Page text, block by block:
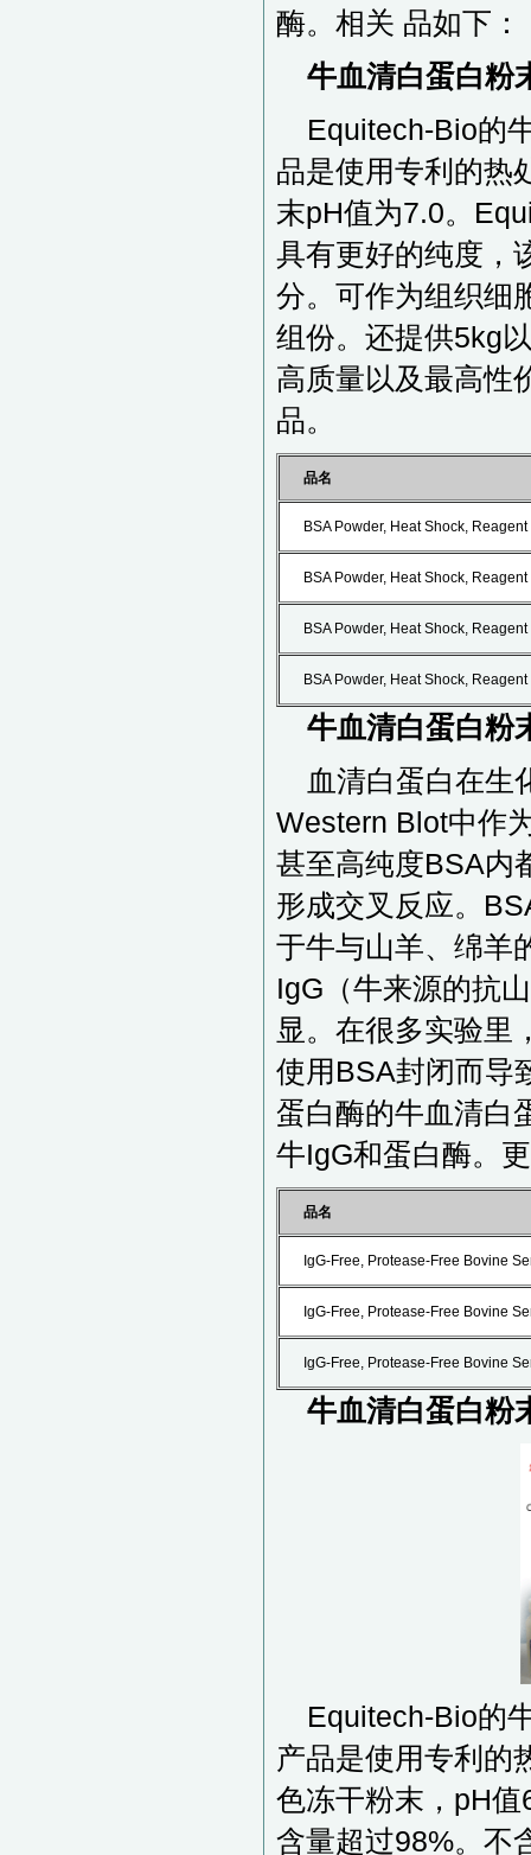
酶。相关 品如下：
牛血清白蛋白粉
Equitech-Bio的
品是使用专利的热
末pH值为7.0。
具有更好的纯度，
分。可作为组织细
组份。还提供5kg
高质量以及最高性
品。
品名
BSA Powder, Heat Shock,
BSA Powder, Heat Shock,
BSA Powder, Heat Shock,
BSA Powder, Heat Shock,
牛血清白蛋白粉
血清白蛋白在生
Western Blot中作
甚至高纯度BSA内
形成交叉反应。
于牛与山羊、绵羊
IgG（牛来源的抗
显。在很多实验里
使用BSA封闭而导
蛋白酶的牛血清白
牛IgG和蛋白酶。
品名
IgG-Free, Protease-Free Bovine
IgG-Free, Protease-Free Bovine
IgG-Free, Protease-Free Bovine
牛血清白蛋白粉
Equitech-Bio的
产品是使用专利的
色冻干粉末，pH
含量超过98%。不